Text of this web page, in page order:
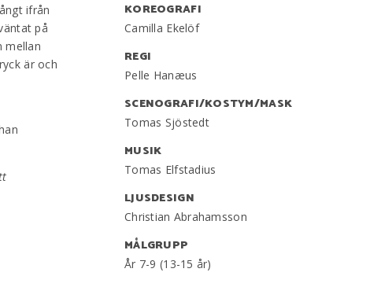
ifrån
på
mellan
är och
KOREOGRAFI
Camilla Ekelöf
REGI
Pelle Hanæus
SCENOGRAFI/KOSTYM/MASK
Tomas Sjöstedt
MUSIK
Tomas Elfstadius
LJUSDESIGN
Christian Abrahamsson
MÅLGRUPP
År 7-9 (13-15 år)